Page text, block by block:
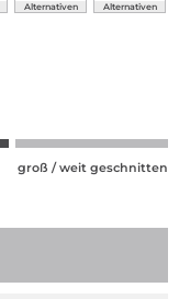
Alternativen Alternativen
groß / weit geschnitten